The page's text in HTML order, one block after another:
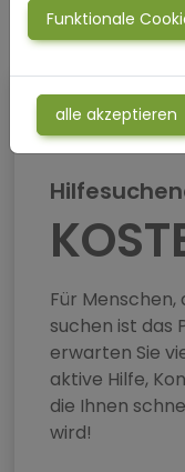
Für
suchen ist das
erwarten Sie
aktive Hilfe,
die Ihnen
wird!
Funktionale
alle akzeptieren